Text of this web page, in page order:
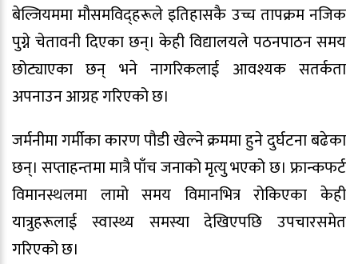
बेल्जियममा मौसमविद्हरूले इतिहासकै उच्च तापक्रम नजिक
पुग्ने चेतावनी दिएका छन्। केही विद्यालयले पठनपाठन समय
छोट्याएका छन् भने नागरिकलाई आवश्यक सतर्कता
अपनाउन आग्रह गरिएको छ।
जर्मनीमा गर्मीका कारण पौडी खेल्ने क्रममा हुने दुर्घटना बढेका
छन्। सप्ताहन्तमा मात्रै पाँच जनाको मृत्यु भएको छ। फ्रान्कफर्ट
विमानस्थलमा लामो समय विमानभित्र रोकिएका केही
यात्रुहरूलाई स्वास्थ्य समस्या देखिएपछि उपचारसमेत
गरिएको छ।